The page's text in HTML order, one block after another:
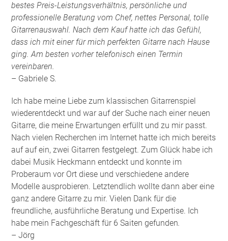
bestes Preis-Leistungsverhältnis, persönliche und
professionelle Beratung vom Chef, nettes Personal, tolle
Gitarrenauswahl. Nach dem Kauf hatte ich das Gefühl,
dass ich mit einer für mich perfekten Gitarre nach Hause
ging. Am besten vorher telefonisch einen Termin
vereinbaren.
– Gabriele S.
Ich habe meine Liebe zum klassischen Gitarrenspiel
wiederentdeckt und war auf der Suche nach einer neuen
Gitarre, die meine Erwartungen erfüllt und zu mir passt.
Nach vielen Recherchen im Internet hatte ich mich bereits
auf auf ein, zwei Gitarren festgelegt. Zum Glück habe ich
dabei Musik Heckmann entdeckt und konnte im
Proberaum vor Ort diese und verschiedene andere
Modelle ausprobieren. Letztendlich wollte dann aber eine
ganz andere Gitarre zu mir. Vielen Dank für die
freundliche, ausführliche Beratung und Expertise. Ich
habe mein Fachgeschäft für 6 Saiten gefunden.
– Jörg